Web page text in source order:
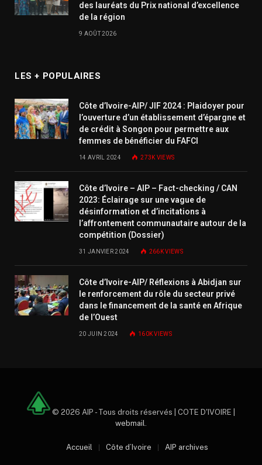
des lauréats du Prix national d’excellence
de la région
9 AOÛT 2026
LES + POPULAIRES
Côte d’Ivoire-AIP/ JIF 2024 : Plaidoyer pour
l’ouverture d’un établissement d’épargne et
de crédit à Songon pour permettre aux
femmes de bénéficier du FAFCI
14 AVRIL 2024 273K VIEWS
Côte d’Ivoire – AIP – Fact-checking / CAN
2023: Éclairage sur une vague de
désinformation et d’incitations à
l’affrontement communautaire autour de la
compétition (Dossier)
31 JANVIER 2024 266KVIEWS
Côte d’Ivoire-AIP/ Réflexions à Abidjan sur
le renforcement du rôle du secteur privé
dans le financement de la santé en Afrique
de l’Ouest
20 JUIN 2024 160KVIEWS
© 2026 AIP - Tous droits réservés | COTE D'IVOIRE |
webmail
Accueil Côte d’Ivoire AIP archives